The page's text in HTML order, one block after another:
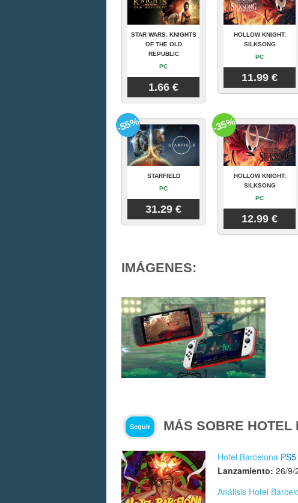
STAR WARS: KNIGHTS
OF THE OLD
REPUBLIC
PC
1.66 €
HOLLOW KNIGHT:
SILKSONG
PC
11.99 €
STARFIELD
PC
31.29 €
-55%
HOLLOW KNIGHT:
SILKSONG
PC
12.99 €
-35%
IMÁGENES:
Seguir MÁS SOBRE HOTEL
Hotel Barcelona PS5
Lanzamiento: 26/9/
Análisis Hotel